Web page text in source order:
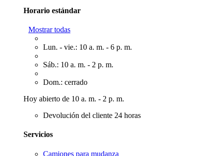
Horario estándar
Mostrar todas
Lun. - vie.: 10 a. m. - 6 p. m.
Sáb.: 10 a. m. - 2 p. m.
Dom.: cerrado
Hoy abierto de 10 a. m. - 2 p. m.
Devolución del cliente 24 horas
Servicios
Camiones para mudanza